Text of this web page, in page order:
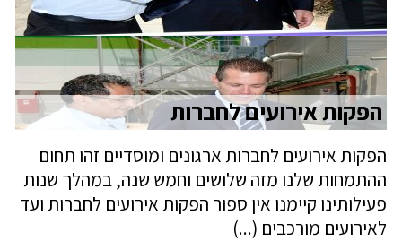
הפקות אירועים לחברות
הפקות אירועים לחברות ארגונים ומוסדיים זהו תחום
ההתמחות שלנו מזה שלושים וחמש שנה, במהלך שנות
פעילותינו קיימנו אין ספור הפקות אירועים לחברות ועד
לאירועים מורכבים (...)